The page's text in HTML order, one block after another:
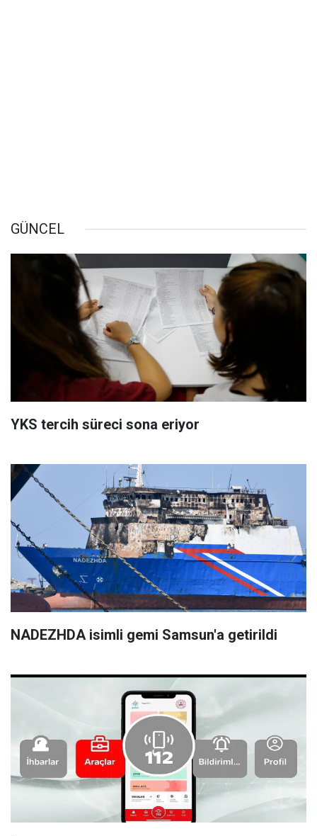
GÜNCEL
YKS tercih süreci sona eriyor
NADEZHDA isimli gemi Samsun'a getirildi